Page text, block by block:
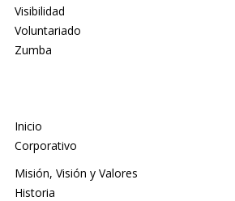
Visibilidad
Voluntariado
Zumba
Inicio
Corporativo
Misión, Visión y Valores
Historia